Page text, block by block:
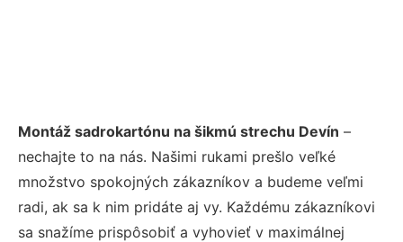
Montáž sadrokartónu na šikmú strechu Devín –
nechajte to na nás. Našimi rukami prešlo veľké
množstvo spokojných zákazníkov a budeme veľmi
radi, ak sa k nim pridáte aj vy. Každému zákazníkovi
sa snažíme prispôsobiť a vyhovieť v maximálnej